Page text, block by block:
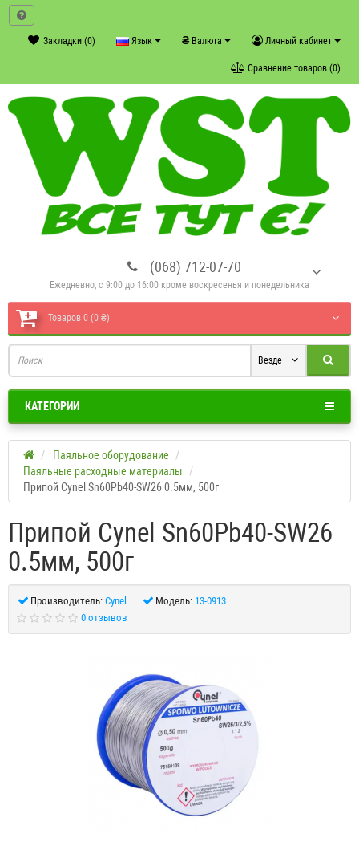
Личный кабинет
₴ Валюта
Язык
Закладки (0)
Сравнение товаров (0)
(068) 712-07-70
Ежедневно, с 9:00 до 16:00 кроме воскресенья и понедельника
Товаров 0 (0 ₴)
Везде
КАТЕГОРИИ
Паяльное оборудование
Паяльные расходные материалы
Припой Cynel Sn60Pb40-SW26 0.5мм, 500г
Припой Cynel Sn60Pb40-SW26
0.5мм, 500г
Производитель: Cynel Модель: 13-0913
0 отзывов